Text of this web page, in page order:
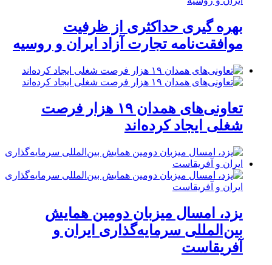
بهره گیری حداکثری از ظرفیت
موافقت‌نامه تجارت آزاد ایران و روسیه
تعاونی‌های همدان ۱۹ هزار فرصت
شغلی ایجاد کرده‌اند
یزد، امسال میزبان دومین همایش
بین‌المللی سرمایه‌گذاری ایران و
آفریقاست